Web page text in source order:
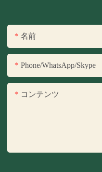
名前
Phone/WhatsApp/Skype
コンテンツ